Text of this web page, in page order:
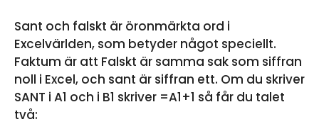
Sant och falskt är öronmärkta ord i
Excelvärlden, som betyder något speciellt.
Faktum är att Falskt är samma sak som siffran
noll i Excel, och sant är siffran ett. Om du skriver
SANT i A1 och i B1 skriver =A1+1 så får du talet
två: